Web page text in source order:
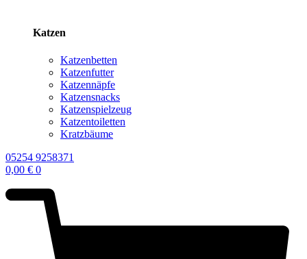
Katzen
Katzenbetten
Katzenfutter
Katzennäpfe
Katzensnacks
Katzenspielzeug
Katzentoiletten
Kratzbäume
05254 9258371
0,00 € 0